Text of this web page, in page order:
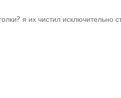
я их чистил